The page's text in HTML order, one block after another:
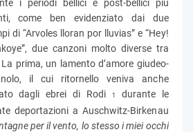
i periodi bellici e post-bellici più
come ben evidenziato dai due
di “Arvoles lloran por lluvias” e “Hey!
due canzoni molto diverse tra
La prima, un lamento d’amore giudeo-
il cui ritornello veniva anche
dagli ebrei di Rodi
1
durante le
deportazioni a Auschwitz-Birkenau
per il vento, lo stesso i miei occhi